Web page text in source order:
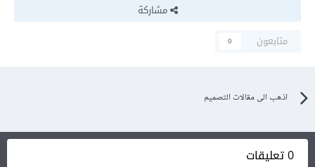
مشاركة
متابعون
0
اذهب الى مقالات التصميم
0 تعليقات